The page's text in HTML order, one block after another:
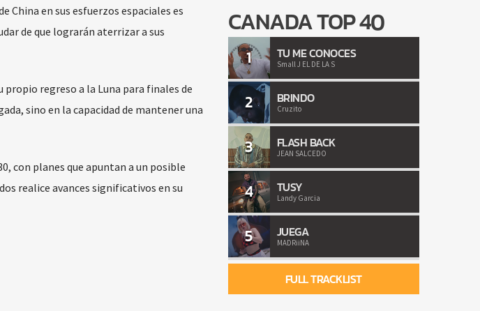
China en sus esfuerzos espaciales es
de que lograrán aterrizar a sus
regreso a la Luna para finales de
sino en la capacidad de mantener una
con planes que apuntan a un posible
realice avances significativos en su
CANADA TOP 40
1 TU ME CONOCES
Small J EL DE LA S
2 BRINDO
Cruzito
3 FLASH BACK
JEAN SALCEDO
4 TUSY
Landy Garcia
5 JUEGA
MADRiiNA
FULL TRACKLIST